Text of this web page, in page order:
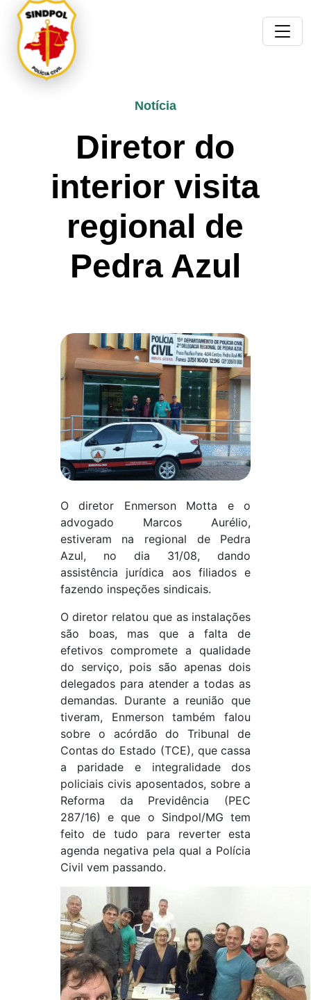
Notícia
Diretor do
interior visita
regional de
Pedra Azul
O diretor Enmerson Motta e o
advogado Marcos Aurélio,
estiveram na regional de Pedra
Azul, no dia 31/08, dando
assistência jurídica aos filiados e
fazendo inspeções sindicais.
O diretor relatou que as instalações
são boas, mas que a falta de
efetivos compromete a qualidade
do serviço, pois são apenas dois
delegados para atender a todas as
demandas. Durante a reunião que
tiveram, Enmerson também falou
sobre o acórdão do Tribunal de
Contas do Estado (TCE), que cassa
a paridade e integralidade dos
policiais civis aposentados, sobre a
Reforma da Previdência (PEC
287/16) e que o Sindpol/MG tem
feito de tudo para reverter esta
agenda negativa pela qual a Polícia
Civil vem passando.